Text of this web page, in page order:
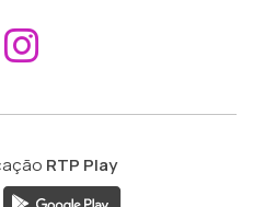
Aceder ao
RTP Play